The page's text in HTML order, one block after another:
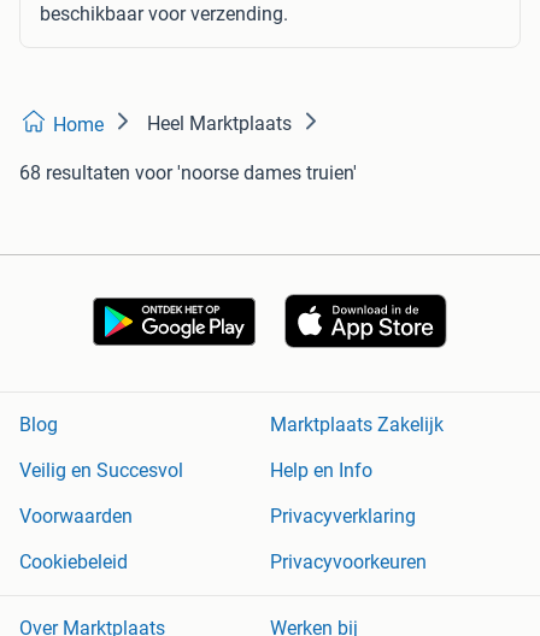
beschikbaar voor verzending.
Home Heel Marktplaats
68 resultaten voor 'noorse dames truien'
Blog
Marktplaats Zakelijk
Veilig en Succesvol
Help en Info
Voorwaarden
Privacyverklaring
Cookiebeleid
Privacyvoorkeuren
Over Marktplaats Werken bij